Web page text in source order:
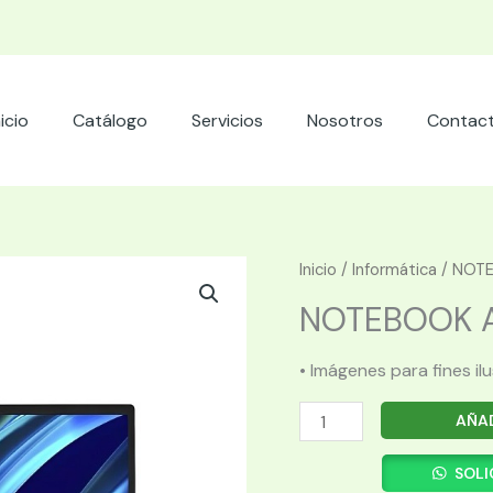
Catálogo Servicios Nosotros
Inicio / Informática /
NOTEBOOK
• Imágenes para fines
NOTEBOOK
ASUS